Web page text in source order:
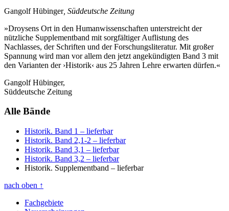
Gangolf Hübinger, Süddeutsche Zeitung
»Droysens Ort in den Humanwissenschaften unterstreicht der
nützliche Supplementband mit sorgfältiger Auflistung des
Nachlasses, der Schriften und der Forschungsliteratur. Mit großer
Spannung wird man vor allem den jetzt angekündigten Band 3 mit
den Varianten der ›Historik‹ aus 25 Jahren Lehre erwarten dürfen.«
Gangolf Hübinger,
Süddeutsche Zeitung
Alle Bände
Historik. Band 1 – lieferbar
Historik. Band 2,1-2 – lieferbar
Historik. Band 3,1 – lieferbar
Historik. Band 3,2 – lieferbar
Historik. Supplementband – lieferbar
nach oben ↑
Fachgebiete